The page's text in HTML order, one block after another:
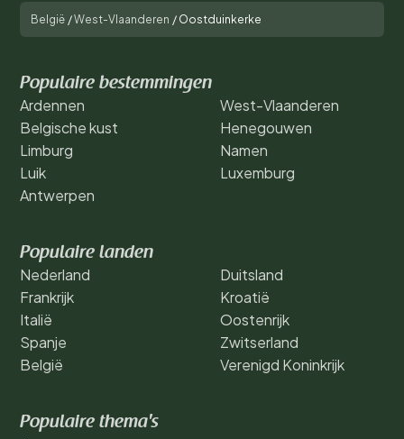
België /West-Vlaanderen / Oostduinkerke
Populaire bestemmingen
Ardennen
Belgische kust
Limburg
Luik
Antwerpen
West-Vlaanderen
Henegouwen
Namen
Luxemburg
Populaire landen
Nederland
Frankrijk
Italië
Spanje
België
Duitsland
Kroatië
Oostenrijk
Zwitserland
Verenigd Koninkrijk
Populaire thema's